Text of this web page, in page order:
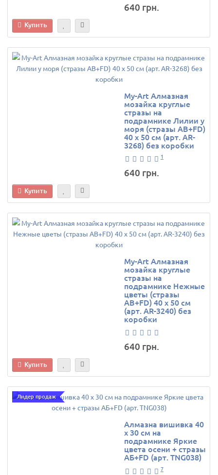
640 грн.
Купить
My-Art Алмазная
мозайка круглые
стразы на
подрамнике Лилии у
моря (стразы AB+FD)
40 х 50 см (арт. AR-
3268) без коробки
1
640 грн.
Купить
My-Art Алмазная
мозайка круглые
стразы на
подрамнике Нежные
цветы (стразы
AB+FD) 40 х 50 см
(арт. AR-3240) без
коробки
640 грн.
Купить
Лидер продаж
Алмазна вишивка 40
х 30 см на
подрамнике Яркие
цвета осени + стразы
АБ+FD (арт. TNG038)
7